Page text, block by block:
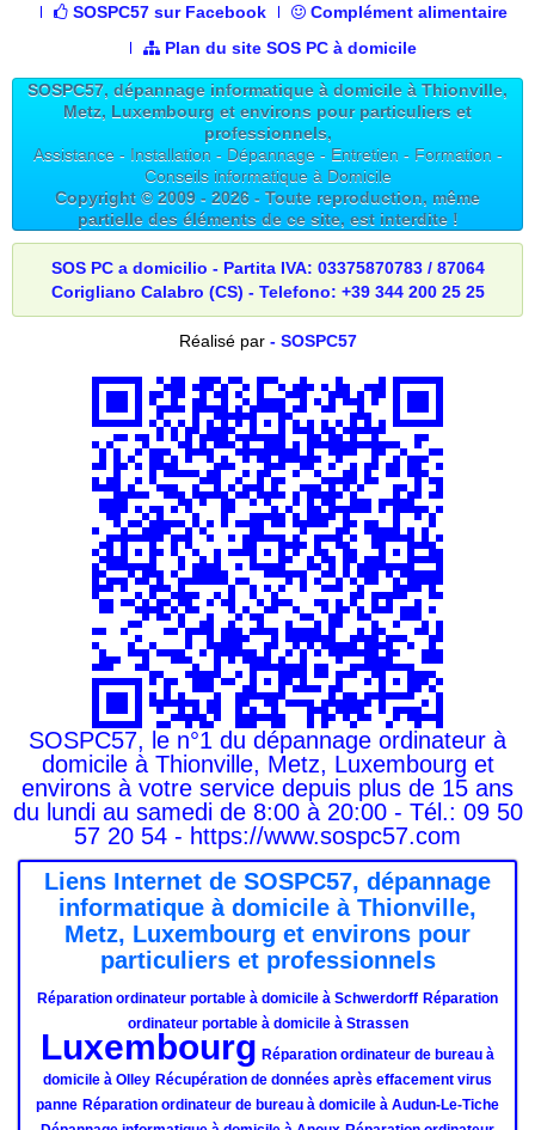
SOSPC57 sur Facebook
Complément alimentaire
Plan du site SOS PC à domicile
SOSPC57, dépannage informatique à domicile à Thionville,
Metz, Luxembourg et environs pour particuliers et
professionnels,
Assistance - Installation - Dépannage - Entretien - Formation -
Conseils informatique à Domicile
Copyright © 2009 - 2026 - Toute reproduction, même
partielle des éléments de ce site, est interdite !
SOS PC a domicilio - Partita IVA: 03375870783 / 87064
Corigliano Calabro (CS) - Telefono: +39 344 200 25 25
Réalisé par - SOSPC57
SOSPC57, le n°1 du dépannage ordinateur à
domicile à Thionville, Metz, Luxembourg et
environs à votre service depuis plus de 15 ans
du lundi au samedi de 8:00 à 20:00 - Tél.: 09 50
57 20 54 - https://www.sospc57.com
Liens Internet de SOSPC57, dépannage
informatique à domicile à Thionville,
Metz, Luxembourg et environs pour
particuliers et professionnels
Réparation ordinateur portable à domicile à Schwerdorff Réparation
ordinateur portable à domicile à Strassen
Luxembourg Réparation ordinateur de bureau à
domicile à Olley Récupération de données après effacement virus
panne Réparation ordinateur de bureau à domicile à Audun-Le-Tiche